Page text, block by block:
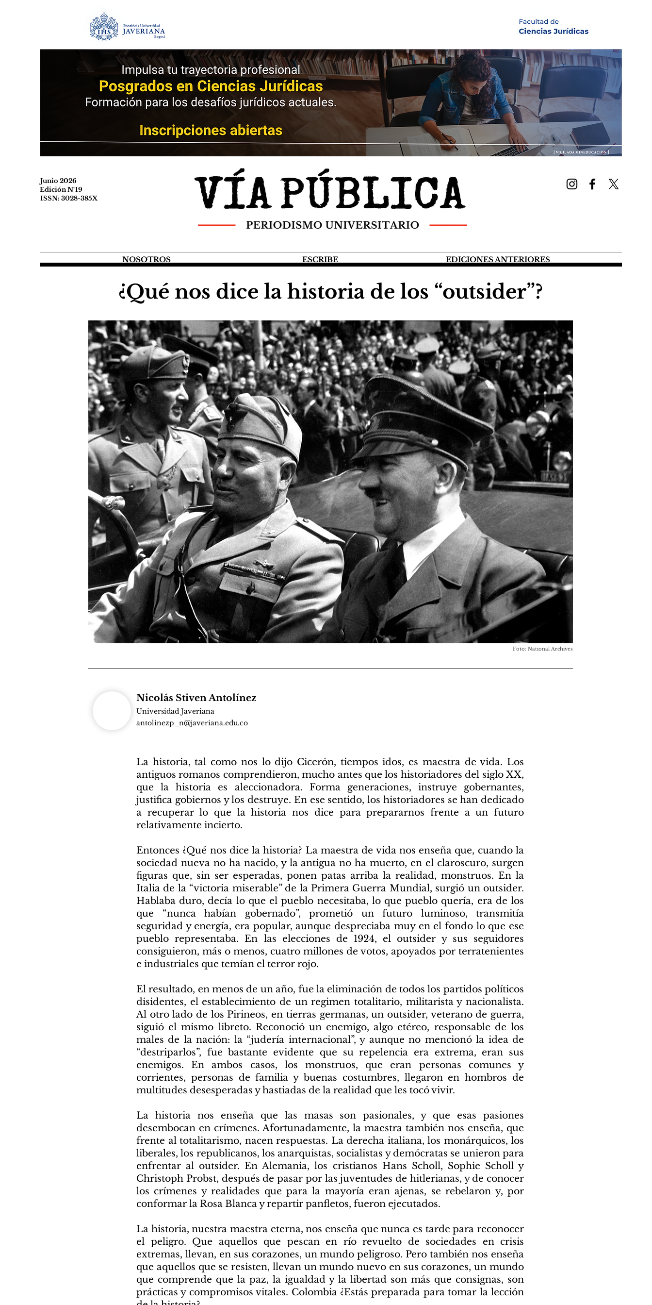
Junio 2026
Edición N°19
ISSN: 3028-385X
NOSOTROS ESCRIBE EDICIONES ANTERIORES
¿Qué nos dice la historia de los “outsider”?
Foto: National Archives
Nicolás Stiven Antolínez
Universidad Javeriana
antolinezp_n@javeriana.edu.co
La historia, tal como nos lo dijo Cicerón, tiempos idos, es maestra de vida. Los
antiguos romanos comprendieron, mucho antes que los historiadores del siglo XX,
que la historia es aleccionadora. Forma generaciones, instruye gobernantes,
justifica gobiernos y los destruye. En ese sentido, los historiadores se han dedicado
a recuperar lo que la historia nos dice para prepararnos frente a un futuro
relativamente incierto.
Entonces ¿Qué nos dice la historia? La maestra de vida nos enseña que, cuando la
sociedad nueva no ha nacido, y la antigua no ha muerto, en el claroscuro, surgen
figuras que, sin ser esperadas, ponen patas arriba la realidad, monstruos. En la
Italia de la “victoria miserable” de la Primera Guerra Mundial, surgió un outsider.
Hablaba duro, decía lo que el pueblo necesitaba, lo que pueblo quería, era de los
que “nunca habían gobernado”, prometió un futuro luminoso, transmitía
seguridad y energía, era popular, aunque despreciaba muy en el fondo lo que ese
pueblo representaba. En las elecciones de 1924, el outsider y sus seguidores
consiguieron, más o menos, cuatro millones de votos, apoyados por terratenientes
e industriales que temían el terror rojo.
El resultado, en menos de un año, fue la eliminación de todos los partidos políticos
disidentes, el establecimiento de un regimen totalitario, militarista y nacionalista.
Al otro lado de los Pirineos, en tierras germanas, un outsider, veterano de guerra,
siguió el mismo libreto. Reconoció un enemigo, algo etéreo, responsable de los
males de la nación: la “judería internacional”, y aunque no mencionó la idea de
“destriparlos”, fue bastante evidente que su repelencia era extrema, eran sus
enemigos. En ambos casos, los monstruos, que eran personas comunes y
corrientes, personas de familia y buenas costumbres, llegaron en hombros de
multitudes desesperadas y hastiadas de la realidad que les tocó vivir.
La historia nos enseña que las masas son pasionales, y que esas pasiones
desembocan en crímenes. Afortunadamente, la maestra también nos enseña, que
frente al totalitarismo, nacen respuestas. La derecha italiana, los monárquicos, los
liberales, los republicanos, los anarquistas, socialistas y demócratas se unieron para
enfrentar al outsider. En Alemania, los cristianos Hans Scholl, Sophie Scholl y
Christoph Probst, después de pasar por las juventudes de hitlerianas, y de conocer
los crímenes y realidades que para la mayoría eran ajenas, se rebelaron y, por
conformar la Rosa Blanca y repartir panfletos, fueron ejecutados.
La historia, nuestra maestra eterna, nos enseña que nunca es tarde para reconocer
el peligro. Que aquellos que pescan en río revuelto de sociedades en crisis
extremas, llevan, en sus corazones, un mundo peligroso. Pero también nos enseña
que aquellos que se resisten, llevan un mundo nuevo en sus corazones, un mundo
que comprende que la paz, la igualdad y la libertad son más que consignas, son
prácticas y compromisos vitales. Colombia ¿Estás preparada para tomar la lección